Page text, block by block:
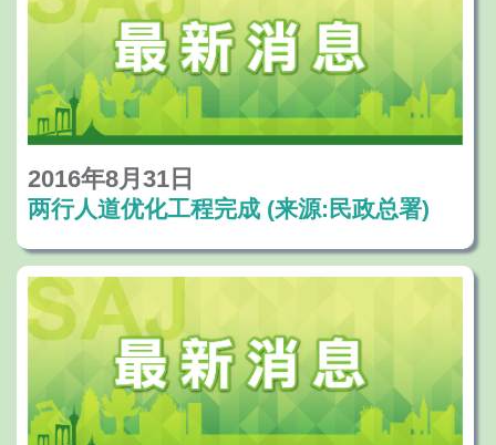
2016年8月31日
两行人道优化工程完成 (来源:民政总署)